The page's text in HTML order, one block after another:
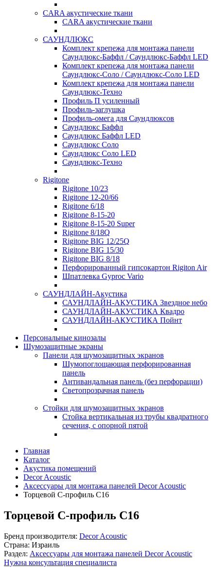
CARA акустические ткани
CARA акустические ткани
САУНДЛЮКС
Комплект крепежа для монтажа панели
Саундлюкс-Баффл / Саундлюкс-Баффл LED
Комплект крепежа для монтажа панели
Саундлюкс-Соло / Саундлюкс-Соло LED
Комплект крепежа для монтажа панели
Саундлюкс-Техно
Профиль П усиленный
Профиль-заглушка
Профиль-омега для Саундлюксов
Саундлюкс Баффл
Саундлюкс Баффл LED
Саундлюкс Соло
Саундлюкс Соло LED
Саундлюкс-Техно
Rigitone
Rigitone 10/23
Rigitone 12-20/66
Rigitone 6/18
Rigitone 8-15-20
Rigitone 8-15-20 Super
Rigitone 8/18Q
Rigitone BIG 12/25Q
Rigitone BIG 15/30
Rigitone BIG 8/18
Перфорированный гипсокартон Rigiton Air
Шпатлевка Gyproc Vario
САУНДЛАЙН-Акустика
САУНДЛАЙН-АКУСТИКА Звездное небо
САУНДЛАЙН-АКУСТИКА Квадро
САУНДЛАЙН-АКУСТИКА Пойнт
Персональные кинозалы
Шумозащитные экраны
Панели для шумозащитных экранов
Шумопоглощающая перфорированная
панель
Антивандальная панель (без перфорации)
Светопрозрачная панель
Стойки для шумозащитных экранов
Стойка вертикальная из трубы квадратного
сечения, с опорной пятой
Главная
Каталог
Акустика помещений
Decor Acoustic
Аксессуары для монтажа панелей Decor Acoustic
Торцевой С-профиль С16
Торцевой С-профиль С16
Бренд производителя: Decor Acoustic
Страна: Израиль
Раздел: Аксессуары для монтажа панелей Decor Acoustic
Нужна консультация специалиста